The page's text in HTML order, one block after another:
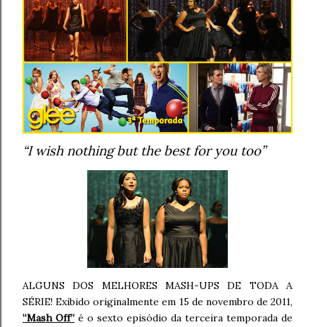
“I wish nothing but the best for you too”
ALGUNS DOS MELHORES MASH-UPS DE TODA A
SÉRIE! Exibido originalmente em 15 de novembro de 2011,
“Mash Off” é o sexto episódio da terceira temporada de